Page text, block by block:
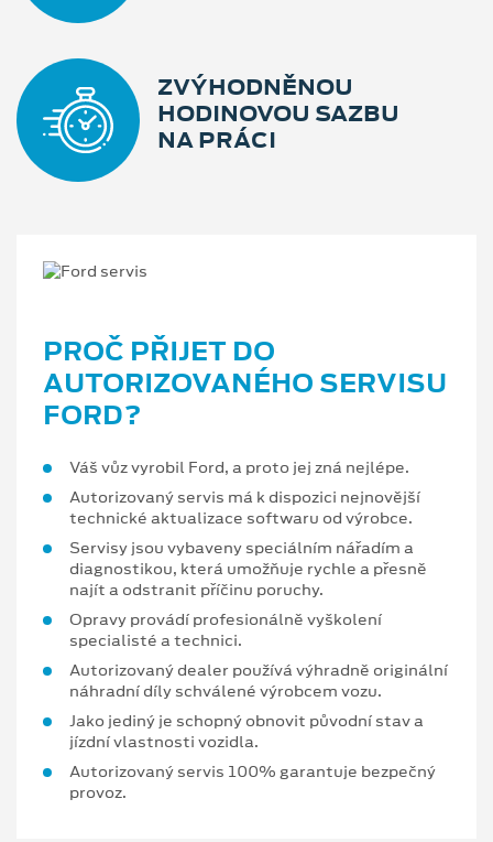
ZVÝHODNĚNOU
HODINOVOU SAZBU
NA PRÁCI
PROČ PŘIJET DO
AUTORIZOVANÉHO SERVISU
FORD?
Váš vůz vyrobil Ford, a proto jej zná nejlépe.
Autorizovaný servis má k dispozici nejnovější
technické aktualizace softwaru od výrobce.
Servisy jsou vybaveny speciálním nářadím a
diagnostikou, která umožňuje rychle a přesně
najít a odstranit příčinu poruchy.
Opravy provádí profesionálně vyškolení
specialisté a technici.
Autorizovaný dealer používá výhradně originální
náhradní díly schválené výrobcem vozu.
Jako jediný je schopný obnovit původní stav a
jízdní vlastnosti vozidla.
Autorizovaný servis 100% garantuje bezpečný
provoz.